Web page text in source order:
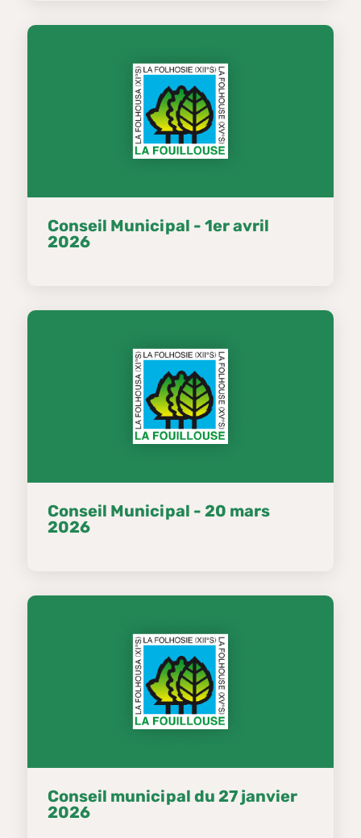
Conseil Municipal - 1er avril
2026
Conseil Municipal - 20 mars
2026
Conseil municipal du 27 janvier
2026